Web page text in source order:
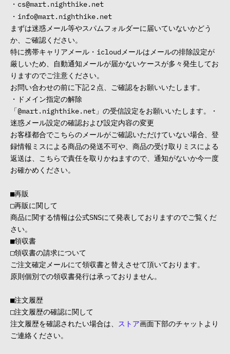
・cs@mart.nighthike.net
・ info@mart.nighthike.net
まずは迷惑メール等やスパムフォルダーに届いていないかどう
か、ご確認ください。
特に携帯キャリアメール・icloudメールはメールの排除設定が
厳しいため、自動通知メールが届かないケースが多々発生してお
りますのでご注意ください。
お問い合わせの前に下記２点、ご確認をお願いいたします。
・ドメイン指定の解除
「@mart.nighthike.net 」の受信設定をお願いいたします。・
迷惑メール設定の確認および設定内容の変更
お客様都合でこちらのメールがご確認いただけていない場合、登
録情報ミスによる商品の発送不可や、商品の受け取りミスによる
返送は、こちらで責任を取りかねますので、通知がないか今一度
お確かめください。
■再販
□再販に関して
商品に関する情報は公式SNSにて発表しておりますのでご覧くだ
さい。
■領収書
□領収書の請求について
ご注文確定メールにて領収書と替えさせて頂いております。
原則個別での領収書発行は承っておりません。
■注文履歴
□注文履歴の確認に関して
注文履歴を確認されたい場合は、 ストア画面下部のチャットより
ご連絡ください。